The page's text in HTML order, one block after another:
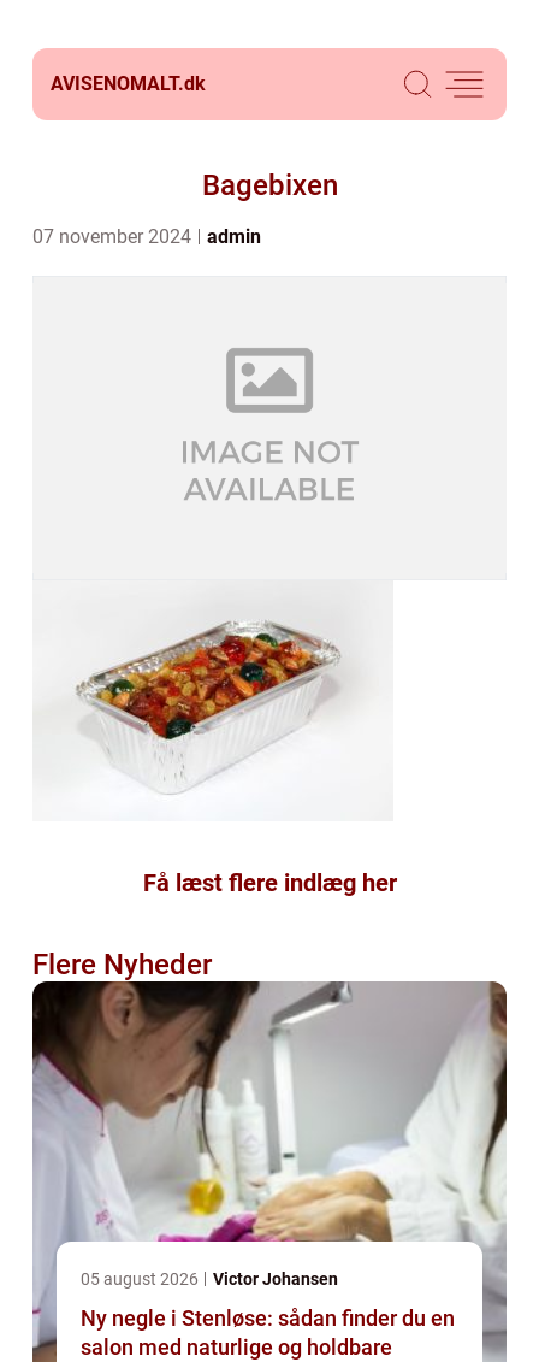
AVISENOMALT.dk
Bagebixen
07 november 2024 admin
Få læst flere indlæg her
Flere Nyheder
05 august 2026 Victor Johansen
Ny negle i Stenløse: sådan finder du en
salon med naturlige og holdbare